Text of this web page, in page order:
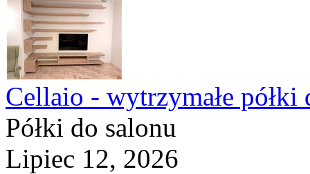
Cellaio - wytrzymałe półki
Półki do salonu
Lipiec 12, 2026